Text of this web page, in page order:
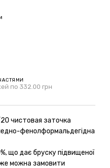
по 332.00 грн
чистовая заточка
фенолформальдегідна
що дає бруску підвищеної
можна замовити